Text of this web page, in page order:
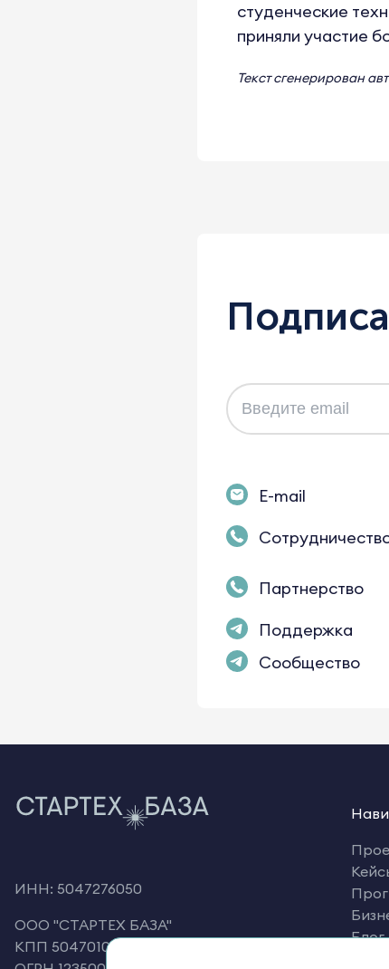
студенческие
приняли участие
Текст сгенерирован
E-mail
Партнерство
Поддержка
Сообщество
ИНН: 5047276050
OOO "СТАРТЕХ БАЗА"
КПП 504701001
Блог